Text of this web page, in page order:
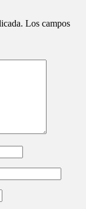
Los campos